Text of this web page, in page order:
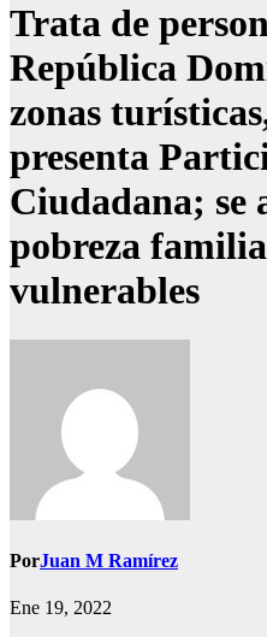
Trata de
República
zonas
presenta
Ciudadana; se
pobreza
vulnerables
PorJuan M Ramírez
Ene 19, 2022